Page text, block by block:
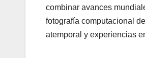
combinar avances
fotografía computacional
atemporal y experiencias